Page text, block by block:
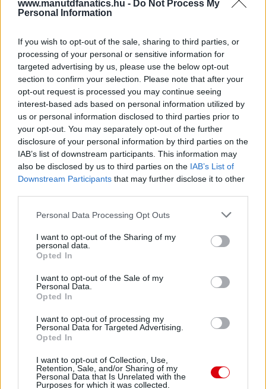
www.manutdfanatics.hu - Do Not Process My
Personal Information
If you wish to opt-out of the sale, sharing to third parties, or
processing of your personal or sensitive information for
targeted advertising by us, please use the below opt-out
section to confirm your selection. Please note that after your
opt-out request is processed you may continue seeing
interest-based ads based on personal information utilized by
us or personal information disclosed to third parties prior to
your opt-out. You may separately opt-out of the further
disclosure of your personal information by third parties on the
IAB’s list of downstream participants. This information may
also be disclosed by us to third parties on the IAB’s List of
Downstream Participants that may further disclose it to other
Please note that this website/app uses one or more Google
not limited to your visit or usage behaviour. You may click to
grant or deny consent to Google and its third-party tags to
use your data for below specified purposes in below Google
consent section.
Personal Data Processing Opt Outs
I want to opt-out of the Sharing of my
personal data.
Opted In
I want to opt-out of the Sale of my
Personal Data.
Opted In
I want to opt-out of processing my
Personal Data for Targeted Advertising.
Opted In
I want to opt-out of Collection, Use,
Retention, Sale, and/or Sharing of my
Personal Data that Is Unrelated with the
Purposes for which it was collected.
ÖT JÁTÉKOS, AKINEK
BIZONYÍTANIA KELL A
FELKÉSZÜLÉS SORÁN
VAN GAAL ELLENZI SHAW U21-
ES SZEREPVÁLLALÁSÁT
RANGADÓ ELÕTT
SHAW: VAN GAAL HISZ BENNEM